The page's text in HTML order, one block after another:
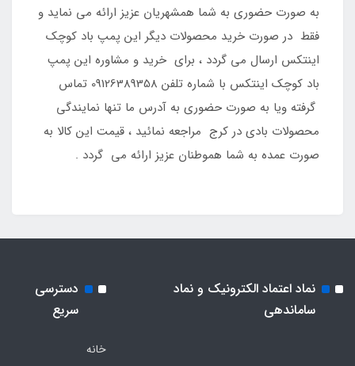
به صورت حضوری به شما همشهریان عزیز ارائه می نماید و
فقط در صورت خرید محصولات دیگر این پمپ باد کوچک
اینتکس ارسال می گردد ، برای خرید و مشاوره این پمپ
باد کوچک اینتکس با شماره تلفن 09126389358 تماس
گرفته ویا به صورت حضوری به آدرس ما تنها نمایندگی
محصولات بادی در کرج مراجعه نمائید ، قیمت این کالا به
صورت عمده به شما هموطنان عزیز ارائه می گردد .
نماد اعتماد الکترونیک و نماد
ساماندهی
دسترسی
سریع
خانه